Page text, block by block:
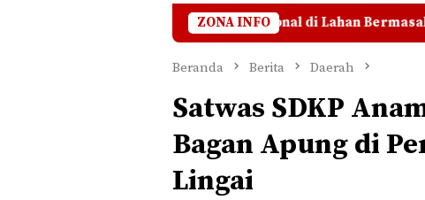
ZONA INFO
Operasional di Lahan Bermasalah Hingga Ada Kejelasan
Beranda Berita Daerah
Satwas SDKP
Bagan Apung di
Lingai